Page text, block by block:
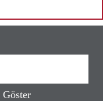
Göster